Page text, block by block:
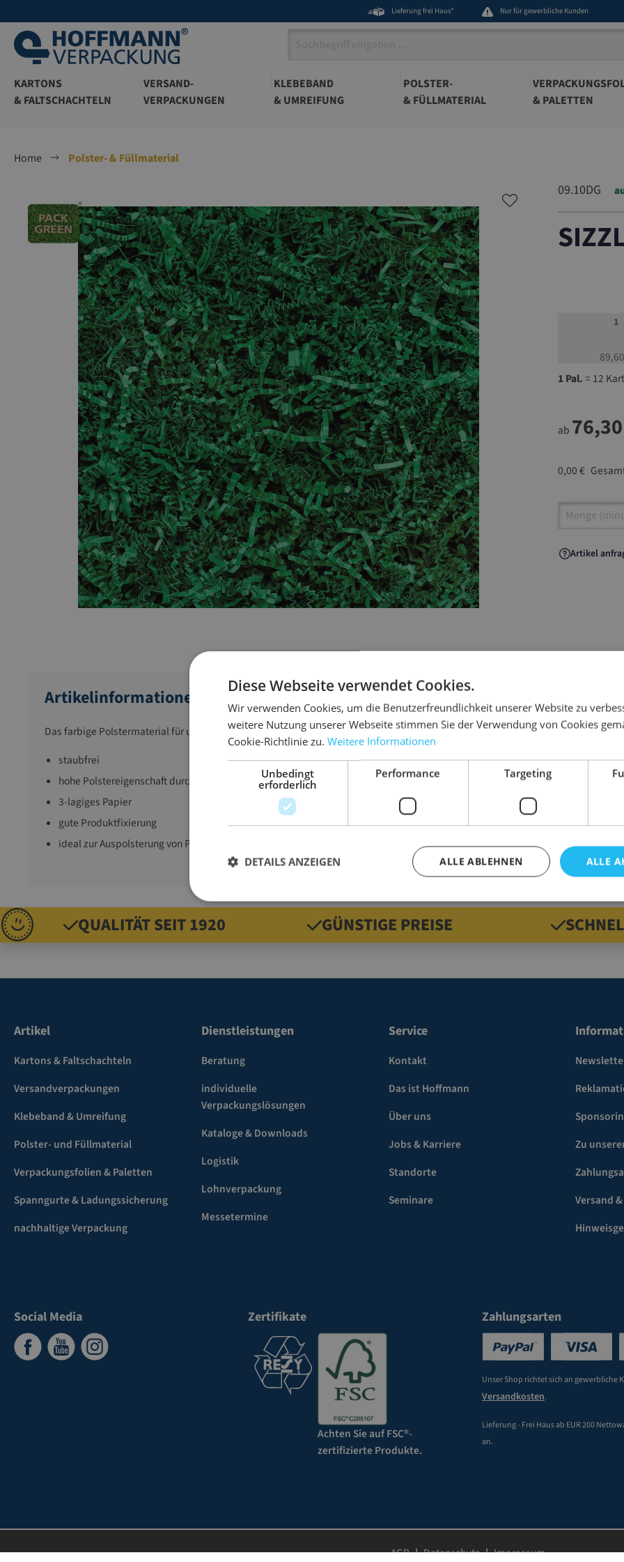
Lieferung frei Haus* Nur für gewerbliche Kunden
KARTONS
& FALTSCHACHTELN
VERSAND-
VERPACKUNGEN
KLEBEBAND
& UMREIFUNG
POLSTER-
& FÜLLMATERIAL
& PALETTEN
Home
Polster- & Füllmaterial
09.10DG
1
1 Pal.= 12
ab
0,00 €
Artikel
Artikel
Artikelinformationen
Das farbige Polstermaterial für unzählige dekorative Möglichkeiten beim Versand und Verpacken.
staubfrei
hohe Polstereigenschaft durch zick-zack-Form
3-lagiges Papier
gute Produktfixierung
ideal zur Auspolsterung von Präsentkörben
Details
Ausführung
QUALITÄT SEIT 1920 GÜNSTIGE PREISE
Artikel
Kartons & Faltschachteln
Versandverpackungen
Klebeband & Umreifung
Polster- und Füllmaterial
Verpackungsfolien & Paletten
Spanngurte & Ladungssicherung
nachhaltige Verpackung
Dienstleistungen
Beratung
individuelle
Verpackungslösungen
Kataloge & Downloads
Logistik
Lohnverpackung
Messetermine
Service
Kontakt
Das ist Hoffmann
Über uns
Jobs & Karriere
Standorte
Seminare
Zu
Versand
Social Media Zertifikate
Achten Sie auf FSC®-
zertifizierte Produkte.
Zahlungsarten
Unser Shop richtet sich an gewerbliche
Versandkosten.
Lieferung - Frei Haus ab EUR 200
an.
AGB Datenschutz Impressum
Diese Webseite verwendet Cookies.
Wir verwenden Cookies, um die Benutzerfreundlichkeit unserer Website zu
weitere Nutzung unserer Webseite stimmen Sie der Verwendung von Cookies
Cookie-Richtlinie zu. Weitere Informationen
Unbedingt
erforderlich
Performance Targeting
ALLE
ALLE ABLEHNEN
DETAILS ANZEIGEN